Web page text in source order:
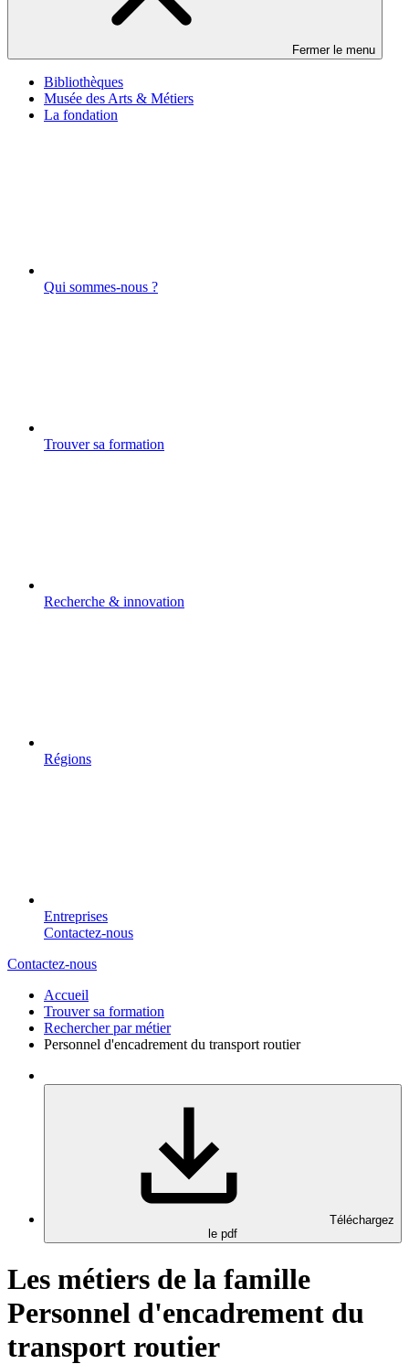
Fermer le menu
Bibliothèques
Musée des Arts & Métiers
La fondation
Qui sommes-nous ?
Trouver sa formation
Recherche & innovation
Régions
Entreprises
Contactez-nous
Contactez-nous
Accueil
Trouver sa formation
Rechercher par métier
Personnel d'encadrement du transport routier
Téléchargez
le pdf
Les métiers de la famille
Personnel d'encadrement du
transport routier